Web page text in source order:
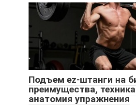
Подъем ez-штанги на
преимущества,
анатомия упражнения